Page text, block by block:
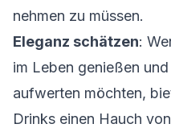
nehmen zu müssen.
Eleganz schätzen:
im Leben genießen
aufwerten möchten,
Drinks einen Hauch